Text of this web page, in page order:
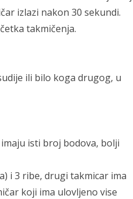
izlazi nakon 30 sekundi.
takmičenja.
ili bilo koga drugog, u
isti broj bodova, bolji
i 3 ribe, drugi takmicar ima
koji ima ulovljeno vise